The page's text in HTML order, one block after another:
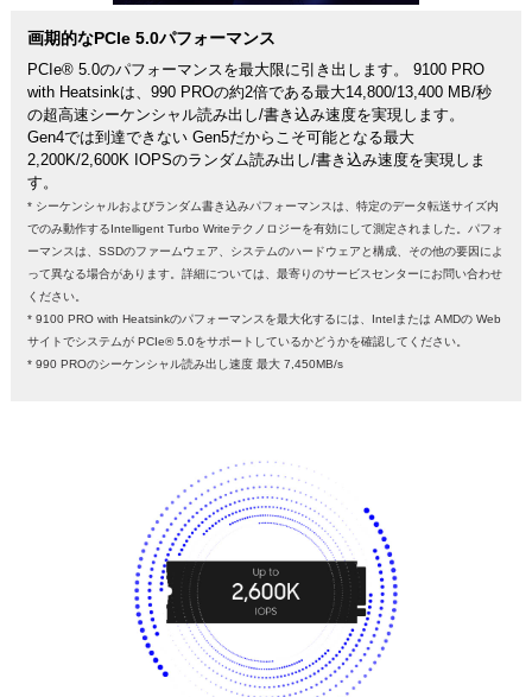
画期的なPCIe 5.0パフォーマンス
PCIe® 5.0のパフォーマンスを最大限に引き出します。 9100 PRO
with Heatsinkは、990 PROの約2倍である最大14,800/13,400 MB/秒
の超高速シーケンシャル読み出し/書き込み速度を実現します。
Gen4では到達できない Gen5だからこそ可能となる最大
2,200K/2,600K IOPSのランダム読み出し/書き込み速度を実現しま
す。
* シーケンシャルおよびランダム書き込みパフォーマンスは、特定のデータ転送サイズ内
でのみ動作するIntelligent Turbo Writeテクノロジーを有効にして測定されました。パフォ
ーマンスは、SSDのファームウェア、システムのハードウェアと構成、その他の要因によ
って異なる場合があります。詳細については、最寄りのサービスセンターにお問い合わせ
ください。
* 9100 PRO with Heatsinkのパフォーマンスを最大化するには、Intelまたは AMDの Web
サイトでシステムが PCIe® 5.0をサポートしているかどうかを確認してください。
* 990 PROのシーケンシャル読み出し速度 最大 7,450MB/s